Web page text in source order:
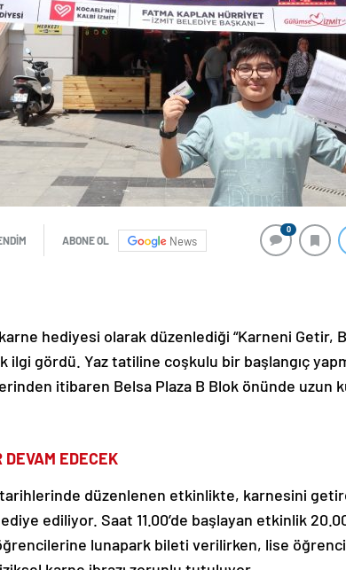
ABONE OL News
0
hediyesi olarak düzenlediği “Karneni Getir,
ilgi gördü. Yaz tatiline coşkulu bir başlangıç
itibaren Belsa Plaza B Blok önünde uzun
EDECEK
tarihlerinde düzenlenen etkinlikte, karnesini
ediliyor. Saat 11.00’de başlayan etkinlik
lunapark bileti verilirken, lise